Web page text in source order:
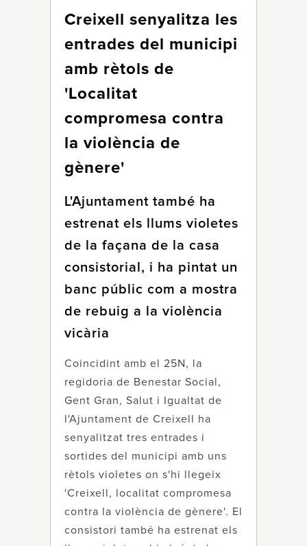
Creixell senyalitza les
entrades del municipi
amb rètols de
'Localitat
compromesa contra
la violència de
gènere'
L'Ajuntament també ha
estrenat els llums violetes
de la façana de la casa
consistorial, i ha pintat un
banc públic com a mostra
de rebuig a la violència
vicària
Coincidint amb el 25N, la
regidoria de Benestar Social,
Gent Gran, Salut i Igualtat de
l'Ajuntament de Creixell ha
senyalitzat tres entrades i
sortides del municipi amb uns
rètols violetes on s'hi llegeix
'Creixell, localitat compromesa
contra la violència de gènere'. El
consistori també ha estrenat els